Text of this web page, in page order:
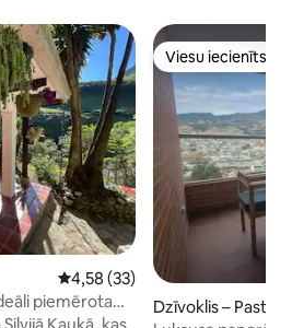
Vidējais vērtējums: 4,58 no 5,
4,58 (33)
piemērota
Viesu iecienīts
Viesu iecienīts
Dzīvoklis – Pasto